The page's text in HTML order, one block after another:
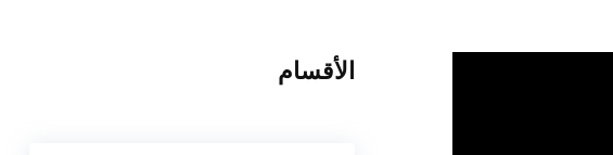
الأقسام